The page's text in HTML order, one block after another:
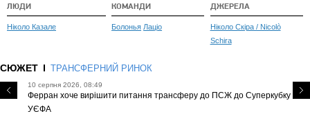
ЛЮДИ
Ніколо Казале
КОМАНДИ
Болонья Лаціо
ДЖЕРЕЛА
Ніколо Скіра / Nicolò
Schira
СЮЖЕТ ТРАНСФЕРНИЙ РИНОК
10 серпня 2026, 08:49
Ферран хоче вирішити питання трансферу до ПСЖ до Суперкубку
УЄФА